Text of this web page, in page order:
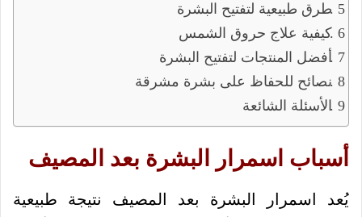
طرق طبيعية لتفتيح البشرة
كيفية علاج حروق الشمس
أفضل المنتجات لتفتيح البشرة
نصائح للحفاظ على بشرة مشرقة
الأسئلة الشائعة
أسباب اسمرار البشرة بعد المصيف
يُعد اسمرار البشرة بعد المصيف نتيجة طبيعية